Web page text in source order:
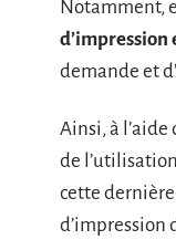
Notamment,
d’impression
demande et
Ainsi, à
de
cette dernière
d’impression